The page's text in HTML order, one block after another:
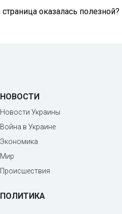
страница оказалась полезной?
НОВОСТИ
Новости Украины
Война в Украине
Экономика
Мир
Происшествия
ПОЛИТИКА